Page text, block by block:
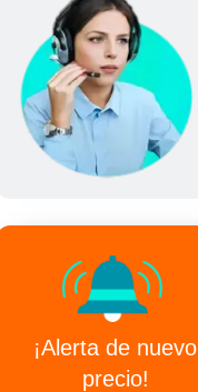
¡Alerta de nuevo
precio!